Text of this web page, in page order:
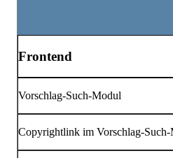
Frontend
Vorschlag-Such-Modul
Copyrightlink im Vorschlag-